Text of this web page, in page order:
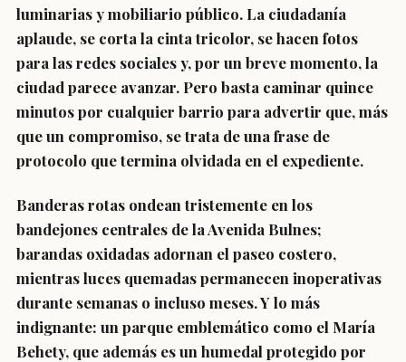
luminarias y mobiliario público. La ciudadanía
aplaude, se corta la cinta tricolor, se hacen fotos
para las redes sociales y, por un breve momento, la
ciudad parece avanzar. Pero basta caminar quince
minutos por cualquier barrio para advertir que, más
que un compromiso, se trata de una frase de
protocolo que termina olvidada en el expediente.
Banderas rotas ondean tristemente en los
bandejones centrales de la Avenida Bulnes;
barandas oxidadas adornan el paseo costero,
mientras luces quemadas permanecen inoperativas
durante semanas o incluso meses. Y lo más
indignante: un parque emblemático como el María
Behety, que además es un humedal protegido por